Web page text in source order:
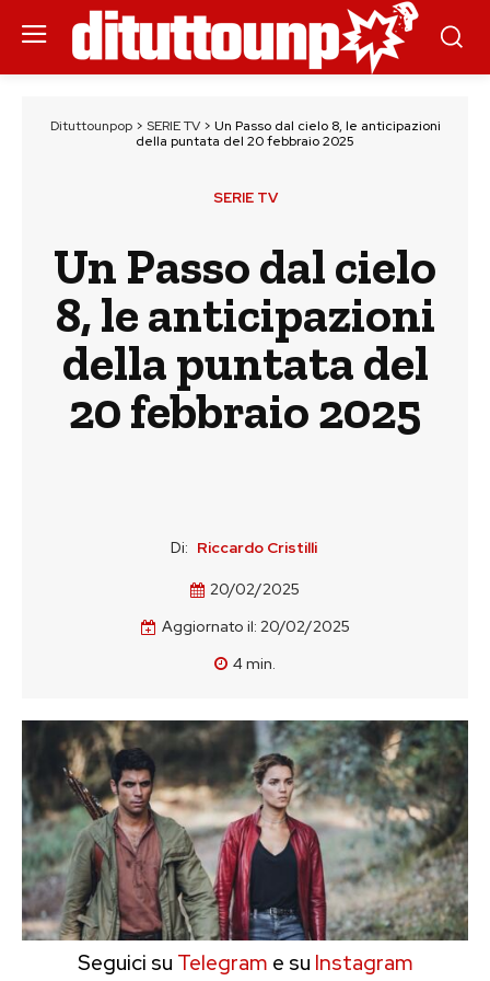
Dituttounpop> SERIE TV> Un Passo dal cielo 8, le anticipazioni
della puntata del 20 febbraio 2025
SERIE TV
Un Passo dal cielo
8, le anticipazioni
della puntata del
20 febbraio 2025
Di: Riccardo Cristilli
20/02/2025
Aggiornato il: 20/02/2025
4min.
Seguici su Telegram e su Instagram